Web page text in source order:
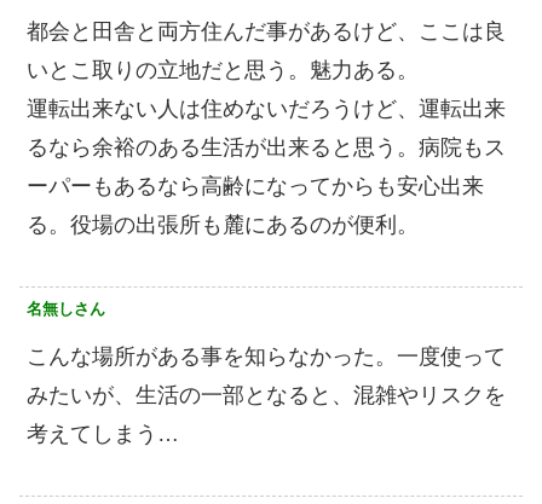
都会と田舎と両方住んだ事があるけど、ここは良
いとこ取りの立地だと思う。魅力ある。
運転出来ない人は住めないだろうけど、運転出来
るなら余裕のある生活が出来ると思う。病院もス
ーパーもあるなら高齢になってからも安心出来
る。役場の出張所も麓にあるのが便利。
名無しさん
こんな場所がある事を知らなかった。一度使って
みたいが、生活の一部となると、混雑やリスクを
考えてしまう…